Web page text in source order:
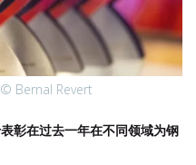
Bernal Revert
彰在过去一年在不同领域为钢